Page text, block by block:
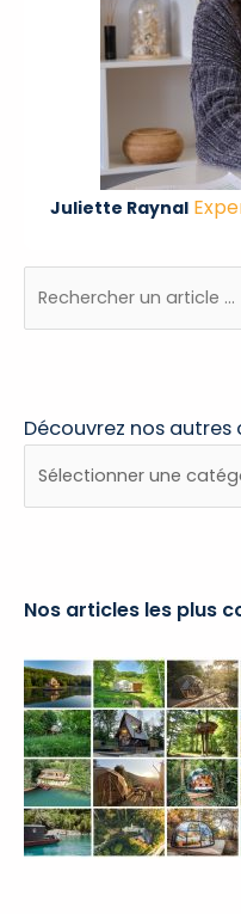
Juliette Raynal
Découvrez nos
Nos articles les plus